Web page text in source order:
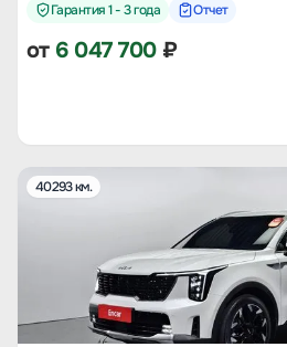
Гарантия 1 - 3 года Отчет
от 6 047 700₽
40293 км.